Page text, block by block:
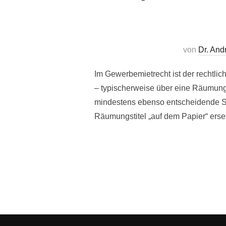
von Dr.
Im Gewerbemietrecht ist der
– typischerweise über eine
mindestens ebenso entscheidende
Räumungstitel „auf dem Papier“